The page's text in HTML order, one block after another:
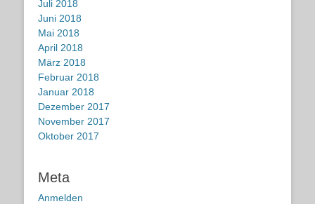
Juli 2018
Juni 2018
Mai 2018
April 2018
März 2018
Februar 2018
Januar 2018
Dezember 2017
November 2017
Oktober 2017
Meta
Anmelden